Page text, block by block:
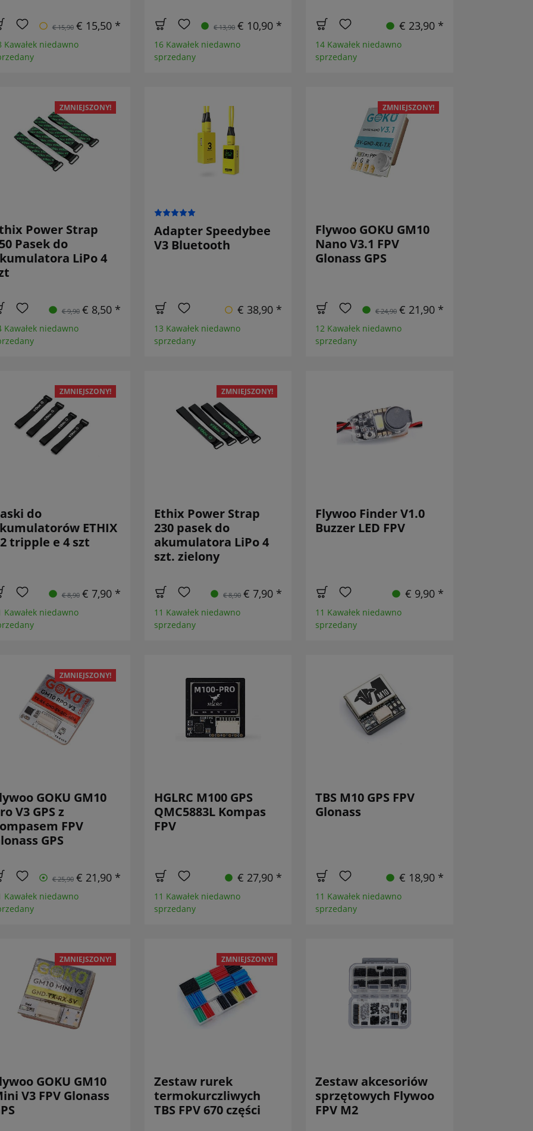
€ 15,90 € 15,50 *
Kawałek niedawno
€ 13,90 € 10,90 *
16 Kawałek niedawno
sprzedany
€ 23,90 *
14 Kawałek niedawno
sprzedany
ZMNIEJSZONY!
Power Strap
Pasek do
LiPo 4
€ 9,90 € 8,50 *
Kawałek niedawno
Adapter Speedybee
V3 Bluetooth
€ 38,90 *
13 Kawałek niedawno
sprzedany
ZMNIEJSZONY!
Flywoo GOKU GM10
Nano V3.1 FPV
Glonass GPS
€ 24,90 € 21,90 *
12 Kawałek niedawno
sprzedany
ZMNIEJSZONY!
do
ETHIX
tripple e 4 szt
€ 8,90 € 7,90 *
Kawałek niedawno
ZMNIEJSZONY!
Ethix Power Strap
230 pasek do
akumulatora LiPo 4
szt. zielony
€ 8,90 € 7,90 *
11 Kawałek niedawno
sprzedany
Flywoo Finder V1.0
Buzzer LED FPV
€ 9,90 *
11 Kawałek niedawno
sprzedany
ZMNIEJSZONY!
GOKU GM10
V3 GPS z
FPV
GPS
€ 25,90 € 21,90 *
Kawałek niedawno
HGLRC M100 GPS
QMC5883L Kompas
FPV
€ 27,90 *
11 Kawałek niedawno
sprzedany
TBS M10 GPS FPV
Glonass
€ 18,90 *
11 Kawałek niedawno
sprzedany
ZMNIEJSZONY!
GOKU GM10
V3 FPV Glonass
ZMNIEJSZONY!
Zestaw rurek
termokurczliwych
TBS FPV 670 części
Zestaw akcesoriów
sprzętowych Flywoo
FPV M2